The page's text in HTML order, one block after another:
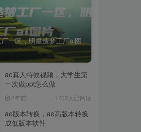
一区，明星造梦工厂ai图
ae真人特效视频，大学生第
一次做ppt怎么做
2年前 1702人已阅读
ae版本转换，ae高版本转换
成低版本软件